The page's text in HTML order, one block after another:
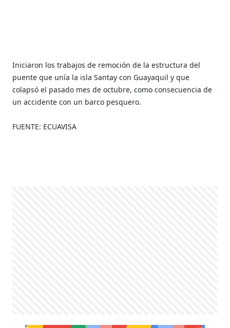
Iniciaron los trabajos de remoción de la estructura del
puente que unía la isla Santay con Guayaquil y que
colapsó el pasado mes de octubre, como consecuencia de
un accidente con un barco pesquero.
FUENTE: ECUAVISA